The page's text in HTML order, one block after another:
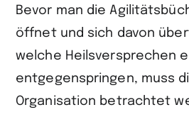
Bevor man die
öffnet und sich davon
welche Heilsversprechen
entgegenspringen, muss
Organisation betrachtet